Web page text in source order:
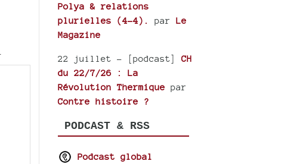
Polya & relations
plurielles (4-4).
parLe
Magazine
22 juillet- [podcast]CH
du 22/7/26 : La
Révolution Thermique par
Contre histoire ?
PODCAST & RSS
Podcast global